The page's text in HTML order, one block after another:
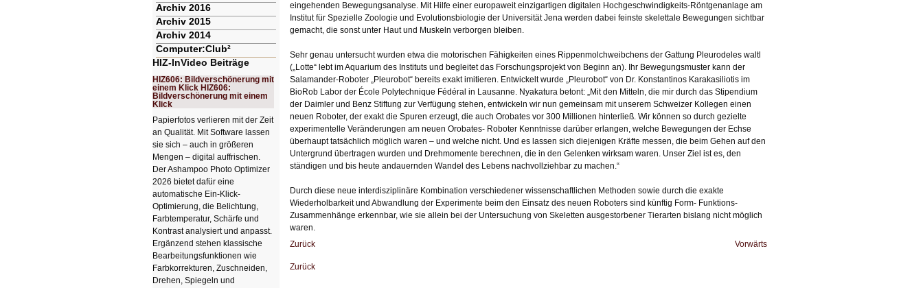
eingehenden Bewegungsanalyse. Mit Hilfe einer europaweit einzigartigen digitalen Hochgeschwindigkeits-Röntgenanlage am
Institut für Spezielle Zoologie und Evolutionsbiologie der Universität Jena werden dabei feinste skelettale Bewegungen sichtbar
gemacht, die sonst unter Haut und Muskeln verborgen bleiben.
Sehr genau untersucht wurden etwa die motorischen Fähigkeiten eines Rippenmolchweibchens der Gattung Pleurodeles waltl
(„Lotte“ lebt im Aquarium des Instituts und begleitet das Forschungsprojekt von Beginn an). Ihr Bewegungsmuster kann der
Salamander-Roboter „Pleurobot“ bereits exakt imitieren. Entwickelt wurde „Pleurobot“ von Dr. Konstantinos Karakasiliotis im
BioRob Labor der École Polytechnique Fédéral in Lausanne. Nyakatura betont: „Mit den Mitteln, die mir durch das Stipendium
der Daimler und Benz Stiftung zur Verfügung stehen, entwickeln wir nun gemeinsam mit unserem Schweizer Kollegen einen
neuen Roboter, der exakt die Spuren erzeugt, die auch Orobates vor 300 Millionen hinterließ. Wir können so durch gezielte
experimentelle Veränderungen am neuen Orobates- Roboter Kenntnisse darüber erlangen, welche Bewegungen der Echse
überhaupt tatsächlich möglich waren – und welche nicht. Und es lassen sich diejenigen Kräfte messen, die beim Gehen auf den
Untergrund übertragen wurden und Drehmomente berechnen, die in den Gelenken wirksam waren. Unser Ziel ist es, den
ständigen und bis heute andauernden Wandel des Lebens nachvollziehbar zu machen.“
Durch diese neue interdisziplinäre Kombination verschiedener wissenschaftlichen Methoden sowie durch die exakte
Wiederholbarkeit und Abwandlung der Experimente beim den Einsatz des neuen Roboters sind künftig Form- Funktions-
Zusammenhänge erkennbar, wie sie allein bei der Untersuchung von Skeletten ausgestorbener Tierarten bislang nicht möglich
waren.
Zurück
Vorwärts
Zurück
Archiv 2016
Archiv 2015
Archiv 2014
Computer:Club²
HIZ-InVideo Beiträge
HIZ606: Bildverschönerung mit
einem Klick HIZ606:
Bildverschönerung mit einem
Klick
Papierfotos verlieren mit der Zeit
an Qualität. Mit Software lassen
sie sich – auch in größeren
Mengen – digital auffrischen.
Der Ashampoo Photo Optimizer
2026 bietet dafür eine
automatische Ein-Klick-
Optimierung, die Belichtung,
Farbtemperatur, Schärfe und
Kontrast analysiert und anpasst.
Ergänzend stehen klassische
Bearbeitungsfunktionen wie
Farbkorrekturen, Zuschneiden,
Drehen, Spiegeln und